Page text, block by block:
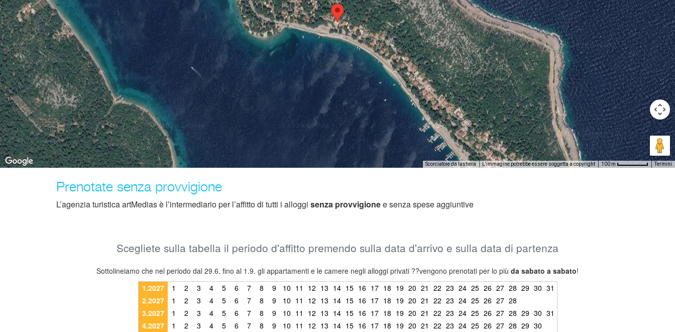
Scorciatoie da tastiera L'immagine potrebbe essere soggetta a copyright 100 m Termini
Prenotate senza provvigione
L’agenzia turistica artMedias è l’intermediario per l’affitto di tutti i alloggi senza provvigionee senza spese aggiuntive
Scegliete sulla tabella il periodo d'affitto premendo sulla data d'arrivo e sulla data di partenza
Sottolineiamo che nel periodo dal 29.6. fino al 1.9. gli appartamenti e le camere negli alloggi privati ??vengono prenotati per lo più da sabato a sabato!
1.2027 1 2 3 4 5 6 7 8 9 10 11 12 13 14 15 16 17 18 19 20 21 22 23 24 25 26 27 28 29 30 31
2.2027
1 2 3 4 5 6 7 8 9 10 11 12 13 14 15 16 17 18 19 20 21 22 23 24 25 26 27 28
3.2027
1 2 3 4 5 6 7 8 9 10 11 12 13 14 15 16 17 18 19 20 21 22 23 24 25 26 27 28 29 30 31
4.2027
1 2 3 4 5 6 7 8 9 10 11 12 13 14 15 16 17 18 19 20 21 22 23 24 25 26 27 28 29 30